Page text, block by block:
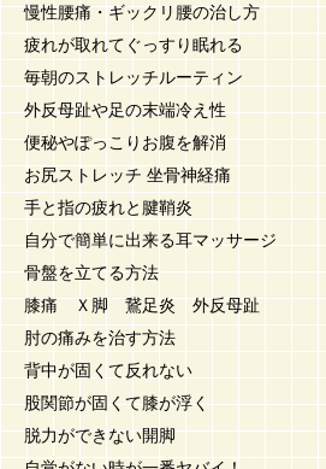
慢性腰痛・ギックリ腰の治し方
疲れが取れてぐっすり眠れる
毎朝のストレッチルーティン
外反母趾や足の末端冷え性
便秘やぽっこりお腹を解消
お尻ストレッチ 坐骨神経痛
手と指の疲れと腱鞘炎
自分で簡単に出来る耳マッサージ
骨盤を立てる方法
膝痛 Ｘ脚 鵞足炎 外反母趾
肘の痛みを治す方法
背中が固くて反れない
股関節が固くて膝が浮く
脱力ができない開脚